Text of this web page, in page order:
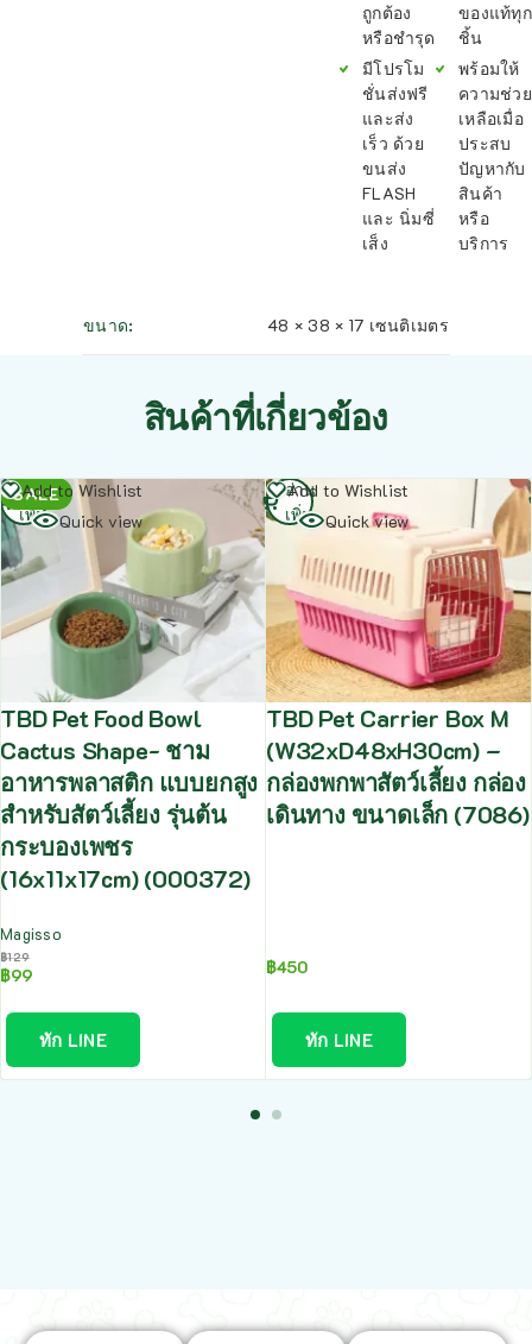
ถูกต้อง
หรือชำรุด
มีโปรโม
ชั่นส่งฟรี
และส่ง
เร็ว ด้วย
ขนส่ง
FLASH
และ นิ่มซี่
เส็ง
ของแท้ทุก
ชิ้น
พร้อมให้
ความช่วย
เหลือเมื่อ
ประสบ
ปัญหากับ
สินค้า
หรือ
บริการ
ขนาด 48 × 38 × 17 เซนติเมตร
สินค้าที่เกี่ยวข้อง
SALE
Add to Wishlist
Quick view
TBD Pet Food Bowl
Cactus Shape- ชาม
อาหารพลาสติก แบบยกสูง
สำหรับสัตว์เลี้ยง รุ่นต้น
กระบองเพชร
(16x11x17cm) (000372)
Magisso
฿129
฿99
ทัก LINE
อ่าน
เพิ่ม
Add to Wishlist
Quick view
TBD Pet Carrier Box M
(W32xD48xH30cm) –
กล่องพกพาสัตว์เลี้ยง กล่อง
เดินทาง ขนาดเล็ก (7086)
฿450
ทัก LINE
อ่าน
เพิ่ม